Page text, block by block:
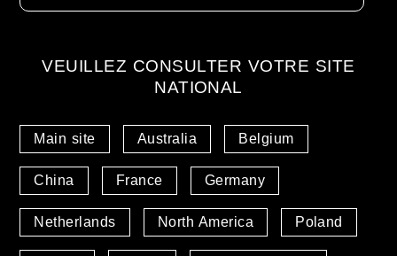
VEUILLEZ CONSULTER VOTRE SITE
NATIONAL
Main site Australia Belgium
China France Germany
Netherlands North America Poland